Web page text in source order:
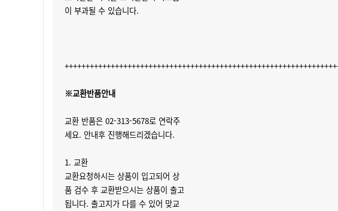
이 부과될 수 있습니다.
※교환반품안내
교환 반품은 02-313-5678로 연락주
세요. 안내후 진행해드리겠습니다.
1. 교환
교환요청하시는 상품이 입고되어 상
품 검수 후 교환받으시는 상품이 출고
됩니다. 출고지가 다를 수 있어 맞교